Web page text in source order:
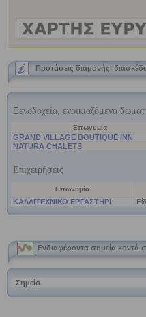
Προτάσεις διαμονής,